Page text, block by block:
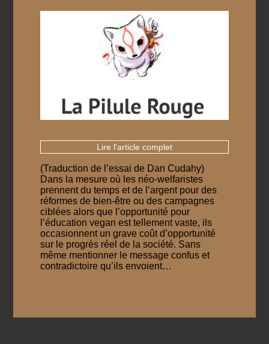
Lire l'article complet
(Traduction de l’essai de Dan Cudahy)
Dans la mesure où les néo-welfaristes
prennent du temps et de l’argent pour des
réformes de bien-être ou des campagnes
ciblées alors que l’opportunité pour
l’éducation vegan est tellement vaste, ils
occasionnent un grave coût d’opportunité
sur le progrès réel de la société. Sans
même mentionner le message confus et
contradictoire qu’ils envoient…